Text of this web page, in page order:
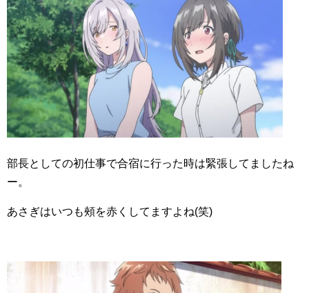
部長としての初仕事で合宿に行った時は緊張してましたね
ー。
あさぎはいつも頰を赤くしてますよね(笑)